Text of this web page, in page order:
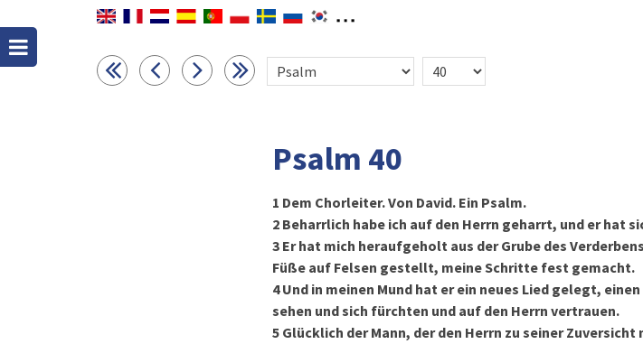
Psalm 40
1 Dem Chorleiter. Von David. Ein Psalm.
2 Beharrlich habe ich auf den Herrn geharrt, und er hat
3 Er hat mich heraufgeholt aus der Grube des
Füße auf Felsen gestellt, meine Schritte fest gemacht.
4Und in meinen Mund hat er ein neues Lied gelegt,
sehen und sich fürchten und auf den Herrn vertrauen.
5 Glücklich der Mann, der den Herrn zu seiner